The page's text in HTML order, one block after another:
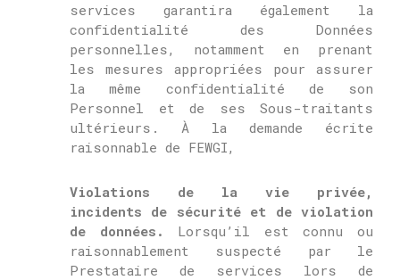
services garantira également la
confidentialité des Données
personnelles, notamment en prenant
les mesures appropriées pour assurer
la même confidentialité de son
Personnel et de ses Sous-traitants
ultérieurs. À la demande écrite
raisonnable de FEWGI,
Violations de la vie privée,
incidents de sécurité et de violation
de données. Lorsqu’il est connu ou
raisonnablement suspecté par le
Prestataire de services lors de